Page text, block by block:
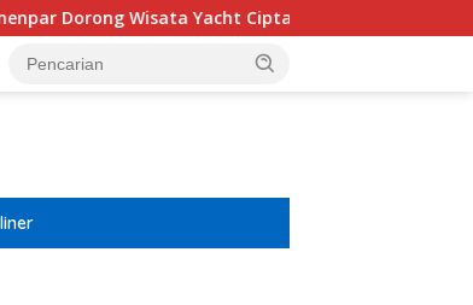
Yacht Ciptakan Efek Berganda Untuk Ekonomi